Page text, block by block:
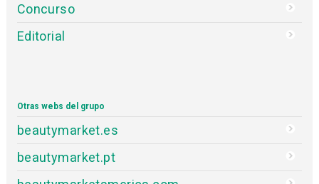
Concurso
Editorial
Otras webs del grupo
beautymarket.es
beautymarket.pt